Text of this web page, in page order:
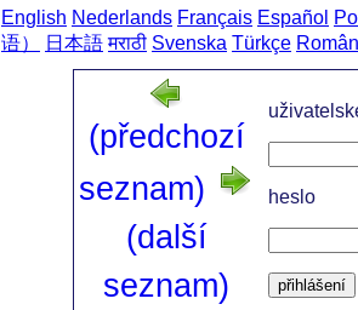
English Nederlands Français Español
语）
日本語 मराठी Svenska Türkçe
heslo
přihlášení
(předchozí
seznam)
(další
seznam)